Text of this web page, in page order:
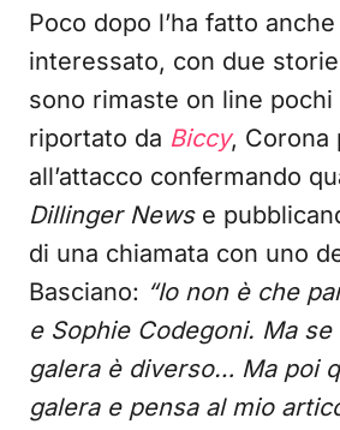
Poco dopo l’ha fatto
interessato, con due
sono rimaste on line
riportato da Biccy, Corona
all’attacco confermando
Dillinger Newse
di una chiamata con uno
Basciano: “Io non è che
e Sophie Codegoni. Ma
galera è diverso… Ma poi
galera e pensa al mio